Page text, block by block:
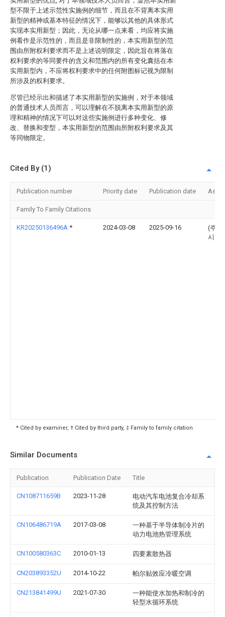
型不限于上述示范性实施例的细节，而且在不背离本实用
新型的精神或基本特征的情况下，能够以其他的具体形式
实现本实用新型；因此，无论从哪一点来看，均应将实施
例看作是示范性的，而且是非限制性的，本实用新型的范
围由所附权利要求而不是上述说明限定，因此旨在将落在
权利要求的等同要件的含义和范围内的所有变化囊括在本
实用新型内，不应将权利要求中的任何附图标记视为限制
所涉及的权利要求。
尽管已经示出和描述了本实用新型的实施例，对于本领域
的普通技术人员而言，可以理解在不脱离本实用新型的原
理和精神的情况下可以对这些实施例进行多种变化、修
改、替换和变型，本实用新型的范围由所附权利要求及其
等同物限定。
Cited By (1)
Publication number Priority date Publication date
Family To Family Citations
KR20250136496A * 2024-03-08 2025-09-16
(주)
시스
* Cited by examiner, † Cited by third party, ‡ Family to family citation
Similar Documents
Publication Publication Date Title
CN108711659B 2023-11-28
电动汽车电池复合冷却系
统及其控制方法
CN106486719A 2017-03-08
一种基于半导体制冷片的
动力电池热管理系统
CN100580363C 2010-01-13 四要素散热器
CN203893352U 2014-10-22 帕尔贴效应冷暖空调
CN213841499U 2021-07-30
一种能使水加热和制冷的
轻型水循环系统